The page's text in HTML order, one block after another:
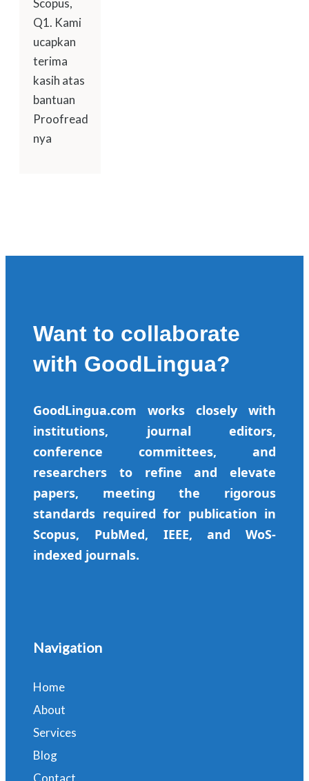
Scopus,
Q1. Kami
ucapkan
terima
kasih atas
bantuan
Proofread
nya
Want to collaborate
with GoodLingua?
GoodLingua.com works closely with
institutions, journal editors,
conference committees, and
researchers to refine and elevate
papers, meeting the rigorous
standards required for publication in
Scopus, PubMed, IEEE, and WoS-
indexed journals.
Navigation
Home
About
Services
Blog
Contact